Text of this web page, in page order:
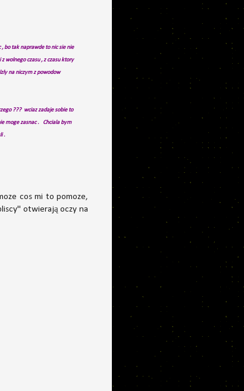
bo tak naprawde to nic sie nie
wolnego czasu , z czasu ktory
na niczym z powodow
??? wciaz zadaje sobie to
moge zasnac .
Chciala bym
.
cos mi to pomoze,
otwierają oczy na